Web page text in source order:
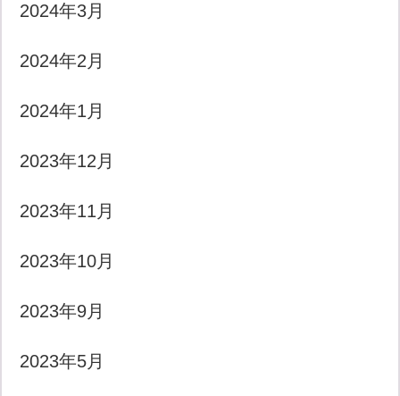
2024年3月
2024年2月
2024年1月
2023年12月
2023年11月
2023年10月
2023年9月
2023年5月